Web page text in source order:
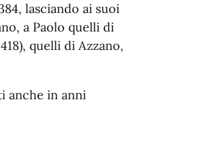
lasciando ai suoi
a Paolo quelli di
quelli di Azzano,
anche in anni